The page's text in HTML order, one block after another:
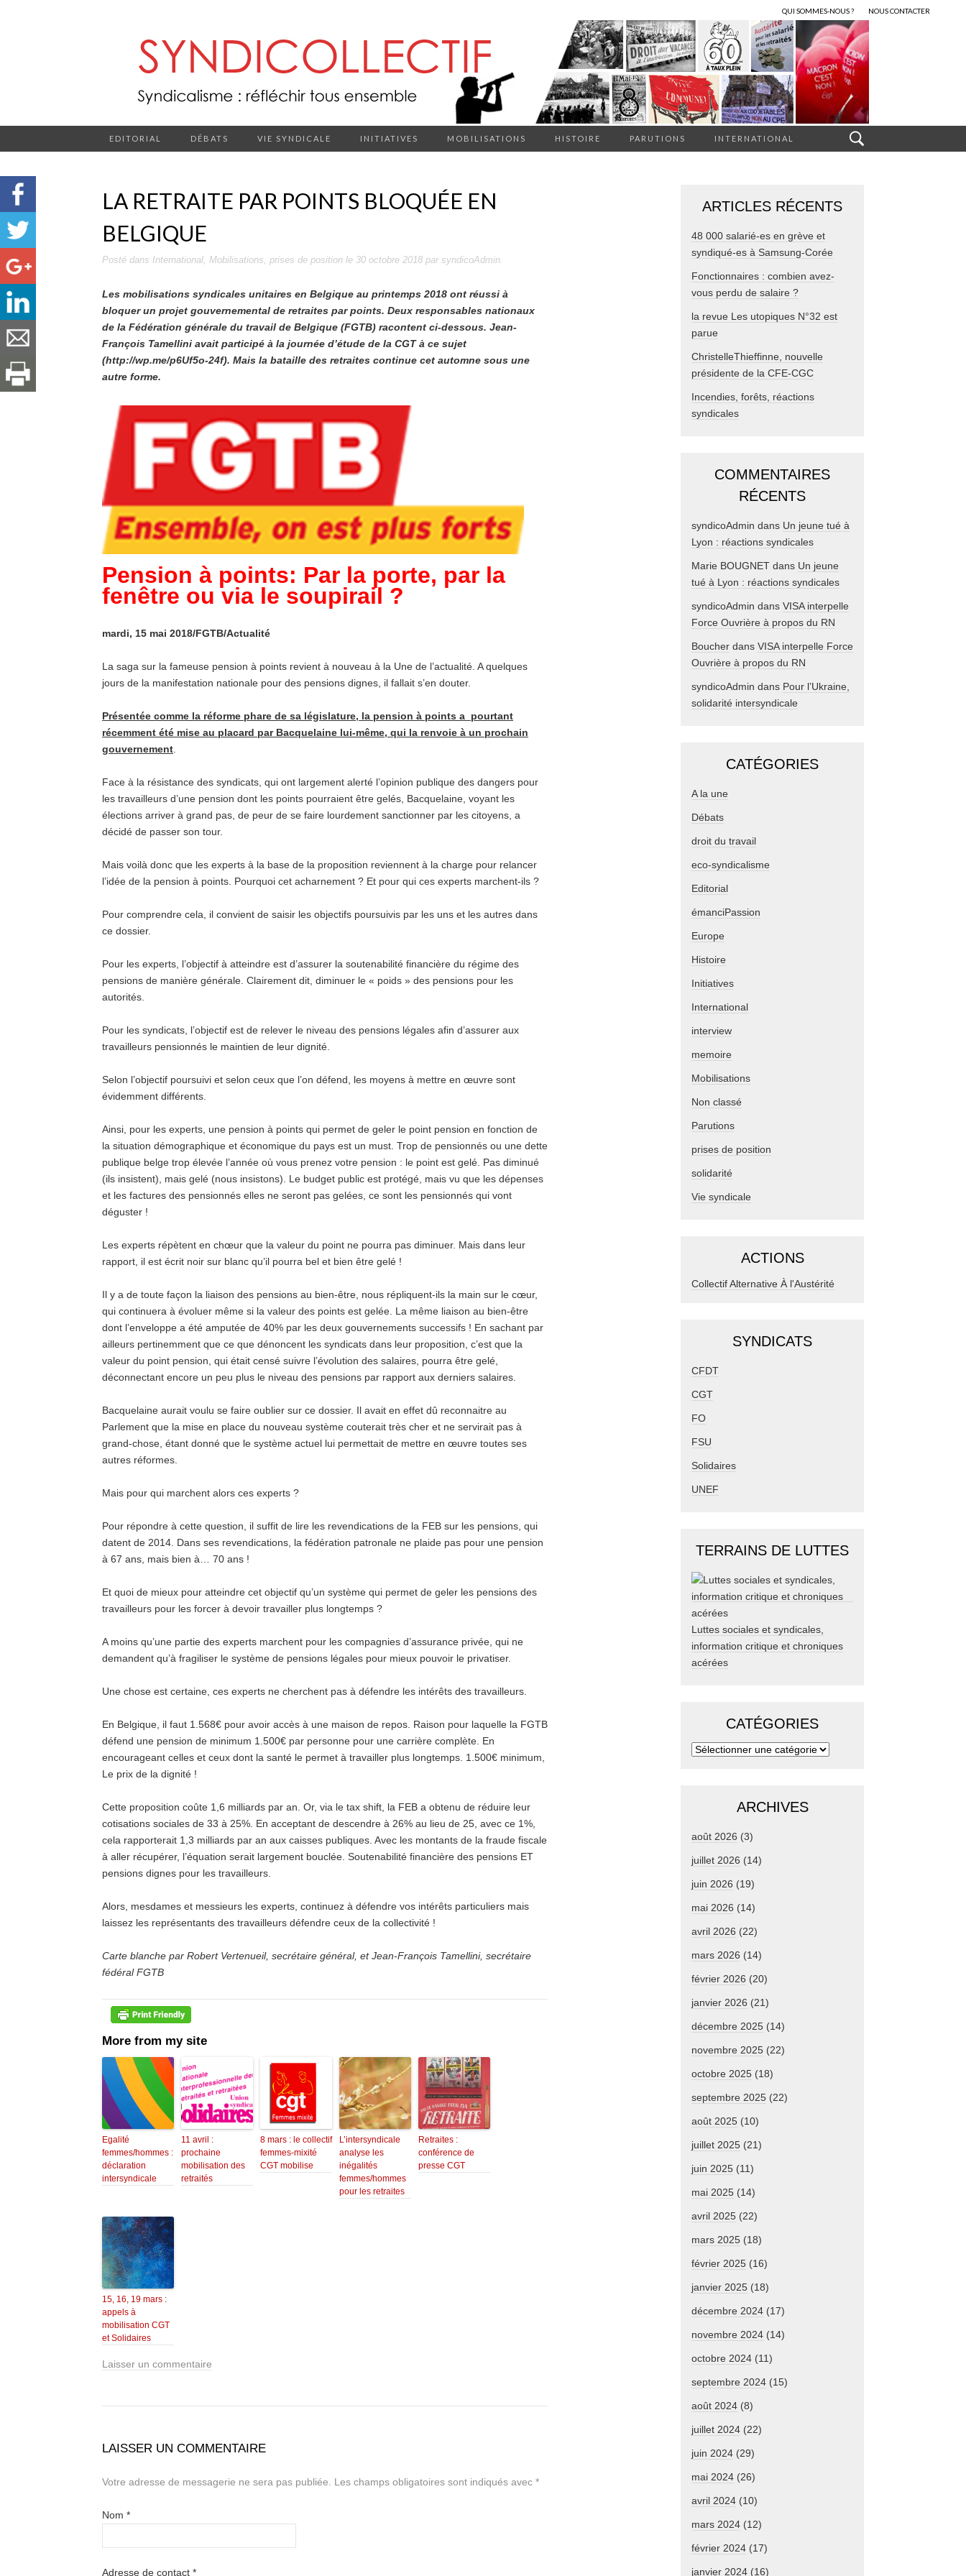
QUI SOMMES-NOUS ? NOUS CONTACTER
EDITORIAL DÉBATS VIE SYNDICALE INITIATIVES MOBILISATIONS HISTOIRE PARUTIONS INTERNATIONAL
LA RETRAITE PAR POINTS BLOQUÉE EN
BELGIQUE
Posté dans International, Mobilisations, prises de position le 30 octobre 2018 par syndicoAdmin.
Les mobilisations syndicales unitaires en Belgique au printemps 2018 ont réussi à
bloquer un projet gouvernemental de retraites par points. Deux responsables nationaux
de la Fédération générale du travail de Belgique (FGTB) racontent ci-dessous. Jean-
François Tamellini avait participé à la journée d’étude de la CGT à ce sujet
(http://wp.me/p6Uf5o-24f). Mais la bataille des retraites continue cet automne sous une
autre forme.
Pension à points: Par la porte, par la
fenêtre ou via le soupirail ?
mardi, 15 mai 2018/FGTB/Actualité
La saga sur la fameuse pension à points revient à nouveau à la Une de l’actualité. A quelques
jours de la manifestation nationale pour des pensions dignes, il fallait s’en douter.
Présentée comme la réforme phare de sa législature, la pension à points a pourtant
récemment été mise au placard par Bacquelaine lui-même, qui la renvoie à un prochain
gouvernement
Face à la résistance des syndicats, qui ont largement alerté l’opinion publique des dangers pour
les travailleurs d’une pension dont les points pourraient être gelés, Bacquelaine, voyant les
élections arriver à grand pas, de peur de se faire lourdement sanctionner par les citoyens, a
décidé de passer son tour.
Mais voilà donc que les experts à la base de la proposition reviennent à la charge pour relancer
l’idée de la pension à points. Pourquoi cet acharnement ? Et pour qui ces experts marchent-ils ?
Pour comprendre cela, il convient de saisir les objectifs poursuivis par les uns et les autres dans
ce dossier.
Pour les experts, l’objectif à atteindre est d’assurer la soutenabilité financière du régime des
pensions de manière générale. Clairement dit, diminuer le « poids » des pensions pour les
autorités.
Pour les syndicats, l’objectif est de relever le niveau des pensions légales afin d’assurer aux
travailleurs pensionnés le maintien de leur dignité.
Selon l’objectif poursuivi et selon ceux que l’on défend, les moyens à mettre en œuvre sont
évidemment différents.
Ainsi, pour les experts, une pension à points qui permet de geler le point pension en fonction de
la situation démographique et économique du pays est un must. Trop de pensionnés ou une dette
publique belge trop élevée l’année où vous prenez votre pension : le point est gelé. Pas diminué
(ils insistent), mais gelé (nous insistons). Le budget public est protégé, mais vu que les dépenses
et les factures des pensionnés elles ne seront pas gelées, ce sont les pensionnés qui vont
déguster !
Les experts répètent en chœur que la valeur du point ne pourra pas diminuer. Mais dans leur
rapport, il est écrit noir sur blanc qu’il pourra bel et bien être gelé !
Il y a de toute façon la liaison des pensions au bien-être, nous répliquent-ils la main sur le cœur,
qui continuera à évoluer même si la valeur des points est gelée. La même liaison au bien-être
dont l’enveloppe a été amputée de 40% par les deux gouvernements successifs ! En sachant par
ailleurs pertinemment que ce que dénoncent les syndicats dans leur proposition, c’est que la
valeur du point pension, qui était censé suivre l’évolution des salaires, pourra être gelé,
déconnectant encore un peu plus le niveau des pensions par rapport aux derniers salaires.
Bacquelaine aurait voulu se faire oublier sur ce dossier. Il avait en effet dû reconnaitre au
Parlement que la mise en place du nouveau système couterait très cher et ne servirait pas à
grand-chose, étant donné que le système actuel lui permettait de mettre en œuvre toutes ses
autres réformes.
Mais pour qui marchent alors ces experts ?
Pour répondre à cette question, il suffit de lire les revendications de la FEB sur les pensions, qui
datent de 2014. Dans ses revendications, la fédération patronale ne plaide pas pour une pension
à 67 ans, mais bien à… 70 ans !
Et quoi de mieux pour atteindre cet objectif qu’un système qui permet de geler les pensions des
travailleurs pour les forcer à devoir travailler plus longtemps ?
A moins qu’une partie des experts marchent pour les compagnies d’assurance privée, qui ne
demandent qu’à fragiliser le système de pensions légales pour mieux pouvoir le privatiser.
Une chose est certaine, ces experts ne cherchent pas à défendre les intérêts des travailleurs.
En Belgique, il faut 1.568€ pour avoir accès à une maison de repos. Raison pour laquelle la FGTB
défend une pension de minimum 1.500€ par personne pour une carrière complète. En
encourageant celles et ceux dont la santé le permet à travailler plus longtemps. 1.500€ minimum,
Le prix de la dignité !
Cette proposition coûte 1,6 milliards par an. Or, via le tax shift, la FEB a obtenu de réduire leur
cotisations sociales de 33 à 25%. En acceptant de descendre à 26% au lieu de 25, avec ce 1%,
cela rapporterait 1,3 milliards par an aux caisses publiques. Avec les montants de la fraude fiscale
à aller récupérer, l’équation serait largement bouclée. Soutenabilité financière des pensions ET
pensions dignes pour les travailleurs.
Alors, mesdames et messieurs les experts, continuez à défendre vos intérêts particuliers mais
laissez les représentants des travailleurs défendre ceux de la collectivité !
Carte blanche par Robert Vertenueil, secrétaire général, et Jean-François Tamellini, secrétaire
fédéral FGTB
More from my site
Egalité
femmes/hommes :
déclaration
intersyndicale
11 avril :
prochaine
mobilisation des
retraités
8 mars : le collectif
femmes-mixité
CGT mobilise
L’intersyndicale
analyse les
inégalités
femmes/hommes
pour les retraites
Retraites :
conférence de
presse CGT
15, 16, 19 mars :
appels à
mobilisation CGT
et Solidaires
Laisser un commentaire
LAISSER UN COMMENTAIRE
Votre adresse de messagerie ne sera pas publiée. Les champs obligatoires sont indiqués avec *
Nom *
Adresse de contact *
ARTICLES RÉCENTS
48 000 salarié-es en grève et
syndiqué-es à Samsung-Corée
Fonctionnaires : combien avez-
vous perdu de salaire ?
la revue Les utopiques N°32 est
parue
ChristelleThieffinne, nouvelle
présidente de la CFE-CGC
Incendies, forêts, réactions
syndicales
COMMENTAIRES
RÉCENTS
syndicoAdmin dans Un jeune tué à
Lyon : réactions syndicales
Marie BOUGNET dans Un jeune
tué à Lyon : réactions syndicales
syndicoAdmin dans VISA interpelle
Force Ouvrière à propos du RN
Boucher dans VISA interpelle Force
Ouvrière à propos du RN
syndicoAdmin dans Pour l’Ukraine,
solidarité intersyndicale
CATÉGORIES
A la une
Débats
droit du travail
eco-syndicalisme
Editorial
émanciPassion
Europe
Histoire
Initiatives
International
interview
memoire
Mobilisations
Non classé
Parutions
prises de position
solidarité
Vie syndicale
ACTIONS
Collectif Alternative À l'Austérité
SYNDICATS
CFDT
CGT
FO
FSU
Solidaires
UNEF
TERRAINS DE LUTTES
Luttes sociales et syndicales,
information critique et chroniques
acérées
CATÉGORIES
ARCHIVES
août 2026 (3)
juillet 2026 (14)
juin 2026 (19)
mai 2026 (14)
avril 2026 (22)
mars 2026 (14)
février 2026 (20)
janvier 2026 (21)
décembre 2025 (14)
novembre 2025 (22)
octobre 2025 (18)
septembre 2025 (22)
août 2025 (10)
juillet 2025 (21)
juin 2025 (11)
mai 2025 (14)
avril 2025 (22)
mars 2025 (18)
février 2025 (16)
janvier 2025 (18)
décembre 2024 (17)
novembre 2024 (14)
octobre 2024 (11)
septembre 2024 (15)
août 2024 (8)
juillet 2024 (22)
juin 2024 (29)
mai 2024 (26)
avril 2024 (10)
mars 2024 (12)
février 2024 (17)
janvier 2024 (16)